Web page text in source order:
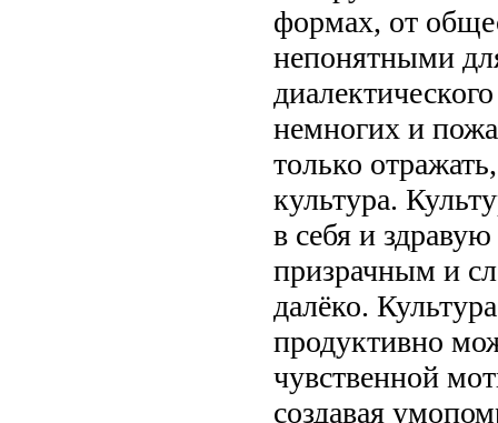
формах, от
непонятными
немногих и
только
культура.
в себя и
призрачным и
далёко.
продуктивно
чувственной
создавая